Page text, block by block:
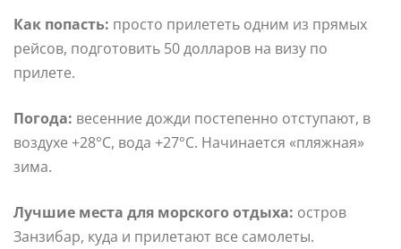
Как попасть: просто прилететь одним из прямых
рейсов, подготовить 50 долларов на визу по
прилете.
Погода: весенние дожди постепенно отступают, в
воздухе +28°С, вода +27°С. Начинается «пляжная»
зима.
Лучшие места для морского отдыха: остров
Занзибар, куда и прилетают все самолеты.